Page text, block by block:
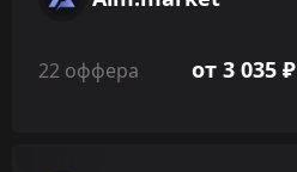
22 оффера от 3 035 ₽